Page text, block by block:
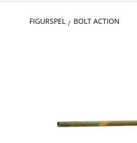
FIGURSPEL BOLT ACTION